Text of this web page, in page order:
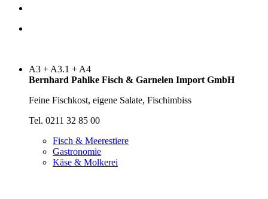
A3 + A3.1 + A4
Bernhard Pahlke Fisch & Garnelen Import GmbH
Feine Fischkost, eigene Salate, Fischimbiss
Tel. 0211 32 85 00
Fisch & Meerestiere
Gastronomie
Käse & Molkerei